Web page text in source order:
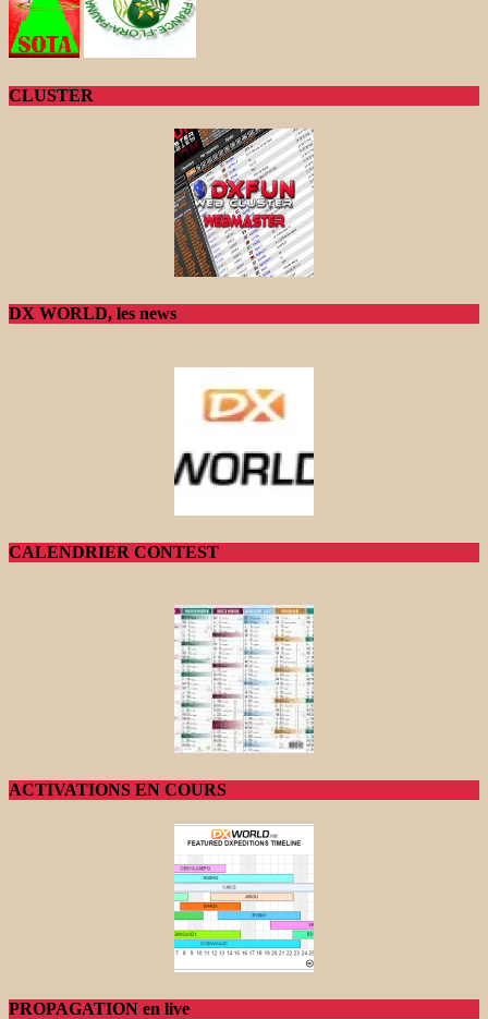
CLUSTER
DX WORLD, les news
CALENDRIER CONTEST
ACTIVATIONS EN COURS
PROPAGATION en live